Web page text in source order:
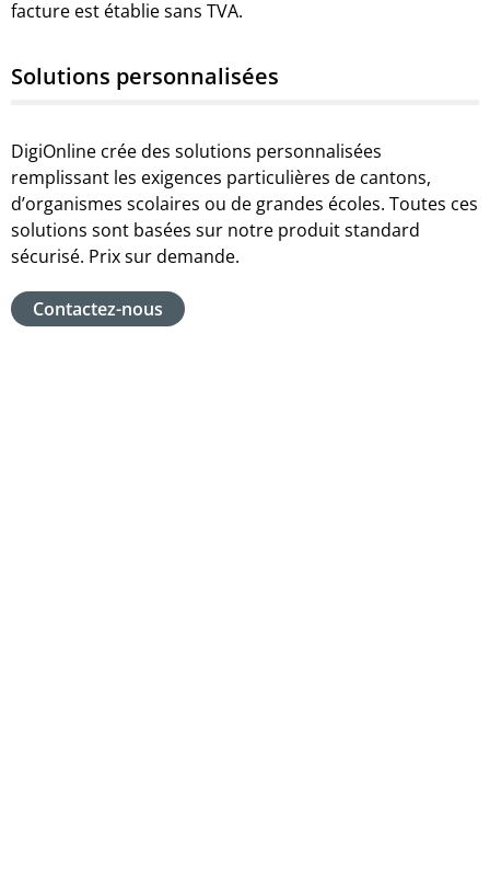
facture est établie sans TVA.
Solutions personnalisées
DigiOnline crée des solutions personnalisées
remplissant les exigences particulières de cantons,
d’organismes scolaires ou de grandes écoles. Toutes ces
solutions sont basées sur notre produit standard
sécurisé. Prix sur demande.
Contactez-nous